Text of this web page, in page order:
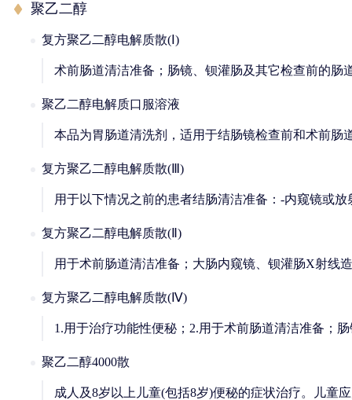
聚乙二醇
复方聚乙二醇电解质散(Ⅰ)
术前肠道清洁准备；肠镜、钡灌肠及其它检查前的肠
聚乙二醇电解质口服溶液
本品为胃肠道清洗剂，适用于结肠镜检查前和术前肠
复方聚乙二醇电解质散(Ⅲ)
用于以下情况之前的患者结肠清洁准备：-内窥镜或
复方聚乙二醇电解质散(Ⅱ)
用于术前肠道清洁准备；大肠内窥镜、钡灌肠X射线
复方聚乙二醇电解质散(Ⅳ)
1.用于治疗功能性便秘；2.用于术前肠道清洁准备；
聚乙二醇4000散
成人及8岁以上儿童(包括8岁)便秘的症状治疗。儿童